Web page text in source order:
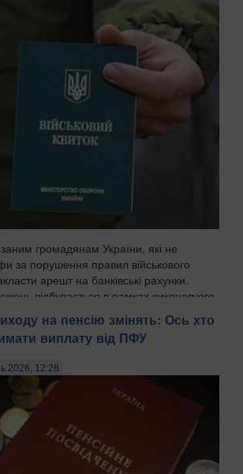
громадянам України, які не
за порушення правил військового
арешт на банківські рахунки.
відбувається в рамках виконавчого
на пенсію змінять: Ось хто
виплату від ПФУ
2026, 12:28